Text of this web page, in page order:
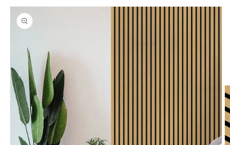
Passa alle
informazioni
sul prodotto